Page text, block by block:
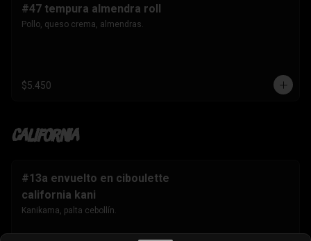
#47 tempura almendra roll
Pollo, queso crema, almendras.
$5.450
California
#13a envuelto en ciboulette
california kani
Kanikama, palta cebollín.